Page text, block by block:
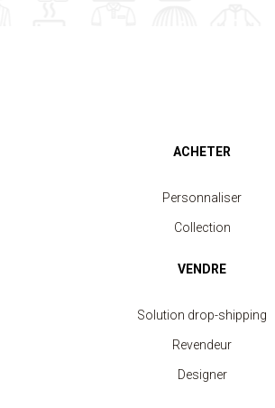
ACHETER
Personnaliser
Collection
VENDRE
Solution drop-shipping
Revendeur
Designer